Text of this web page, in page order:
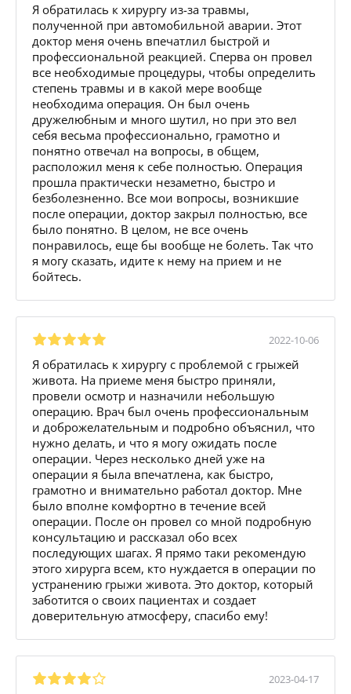
Я обратилась к хирургу из-за травмы,
полученной при автомобильной аварии. Этот
доктор меня очень впечатлил быстрой и
профессиональной реакцией. Сперва он провел
все необходимые процедуры, чтобы определить
степень травмы и в какой мере вообще
необходима операция. Он был очень
дружелюбным и много шутил, но при это вел
себя весьма профессионально, грамотно и
понятно отвечал на вопросы, в общем,
расположил меня к себе полностью. Операция
прошла практически незаметно, быстро и
безболезненно. Все мои вопросы, возникшие
после операции, доктор закрыл полностью, все
было понятно. В целом, не все очень
понравилось, еще бы вообще не болеть. Так что
я могу сказать, идите к нему на прием и не
бойтесь.
2022-10-06
Я обратилась к хирургу с проблемой с грыжей
живота. На приеме меня быстро приняли,
провели осмотр и назначили небольшую
операцию. Врач был очень профессиональным
и доброжелательным и подробно объяснил, что
нужно делать, и что я могу ожидать после
операции. Через несколько дней уже на
операции я была впечатлена, как быстро,
грамотно и внимательно работал доктор. Мне
было вполне комфортно в течение всей
операции. После он провел со мной подробную
консультацию и рассказал обо всех
последующих шагах. Я прямо таки рекомендую
этого хирурга всем, кто нуждается в операции по
устранению грыжи живота. Это доктор, который
заботится о своих пациентах и создает
доверительную атмосферу, спасибо ему!
2023-04-17